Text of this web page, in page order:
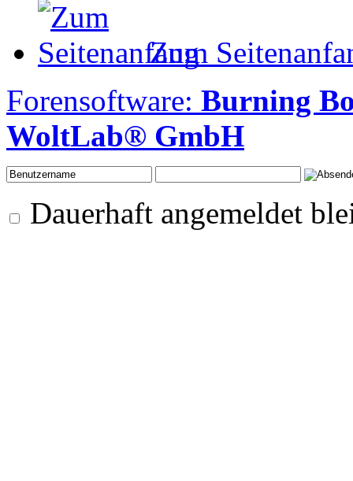
Zum
Forensoftware: Burning
WoltLab® GmbH
Dauerhaft angemeldet